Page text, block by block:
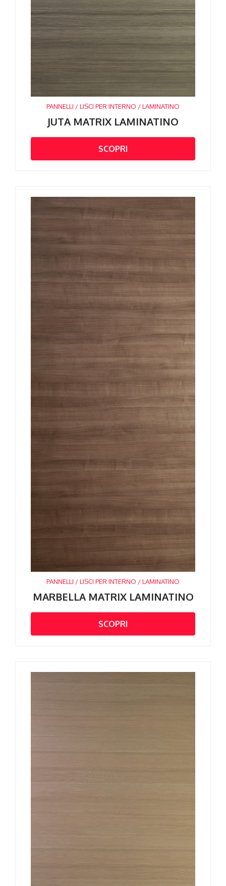
PANNELLI / LISCI PER INTERNO / LAMINATINO
JUTA MATRIX LAMINATINO
SCOPRI
PANNELLI / LISCI PER INTERNO / LAMINATINO
MARBELLA MATRIX LAMINATINO
SCOPRI